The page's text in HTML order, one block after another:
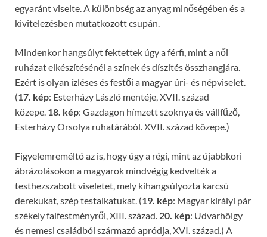
egyaránt viselte. A különbség az anyag minőségében és a
kivitelezésben mutatkozott csupán.
Mindenkor hangsúlyt fektettek úgy a férfi, mint a női
ruházat elkészítésénél a színek és díszítés összhangjára.
Ezért is olyan ízléses és festői a magyar úri- és népviselet.
(17. kép: Esterházy László mentéje, XVII. század
közepe. 18. kép: Gazdagon hímzett szoknya és vállfűző,
Esterházy Orsolya ruhatárából. XVII. század közepe.)
Figyelemreméltó az is, hogy úgy a régi, mint az újabbkori
ábrázolásokon a magyarok mindvégig kedvelték a
testhezszabott viseletet, mely kihangsúlyozta karcsú
derekukat, szép testalkatukat. (19. kép: Magyar királyi pár
székely falfestményről, XIII. század. 20. kép: Udvarhölgy
és nemesi családból származó apródja, XVI. század.) A